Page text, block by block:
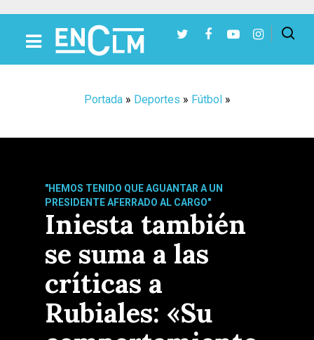
Portada» Deportes » Fútbol»
"HEMOS TENIDO QUE AGUANTAR A UN
PRESIDENTE AFERRADO AL CARGO"
Iniesta también
se suma a las
críticas a
Rubiales: «Su